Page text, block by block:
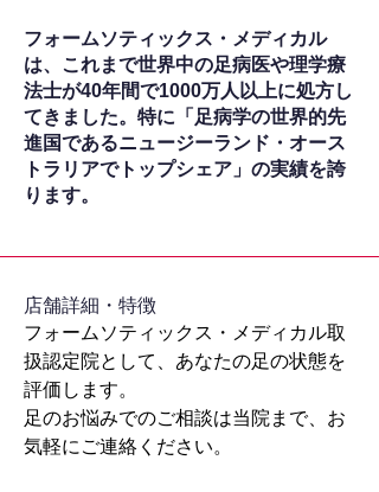
フォームソティックス・メディカル
は、これまで世界中の足病医や理学療
法士が40年間で1000万人以上に処方し
てきました。特に「足病学の世界的先
進国であるニュージーランド・オース
トラリアでトップシェア」の実績を誇
ります。
​店舗詳細・特徴
フォームソティックス・メディカル取
扱認定院として、あなたの足の状態を
評価します。
足のお悩みでのご相談は当院まで、お
気軽にご連絡ください。